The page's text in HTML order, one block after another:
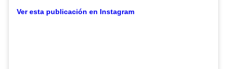
Ver esta publicación en Instagram